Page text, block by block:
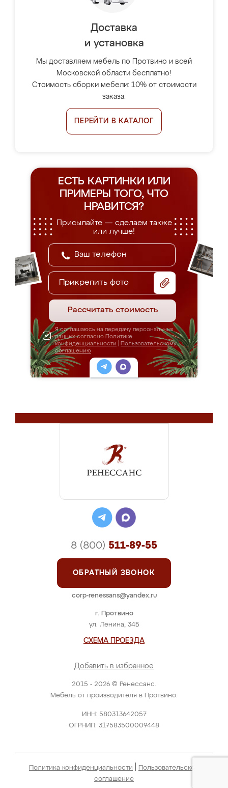
Доставка
и установка
Мы доставляем мебель по Протвино и всей
Московской области бесплатно!
Стоимость сборки мебели: 10% от стоимости
заказа.
ПЕРЕЙТИ В КАТАЛОГ
ЕСТЬ КАРТИНКИ ИЛИ
ПРИМЕРЫ
ТОГО, ЧТО
НРАВИТСЯ?
Присылайте — сделаем также
или лучше!
Прикрепить фото
Рассчитать стоимость
Я соглашаюсь на передачу персональных
данных согласно Политике
конфиденциальности
Пользовательскому
соглашению
2015 - 2026 © Ренессанс.
Мебель от производителя в Протвино.
ИНН: 580313642057
ОГРНИП: 317583500009448
г. Протвино
ул. Ленина, 34Б
СХЕМА ПРОЕЗДА
Добавить в избранное
8 (800) 511-89-55
ОБРАТНЫЙ ЗВОНОК
corp-renessans@yandex.ru
Политика конфиденциальности
Пользовательское
соглашение